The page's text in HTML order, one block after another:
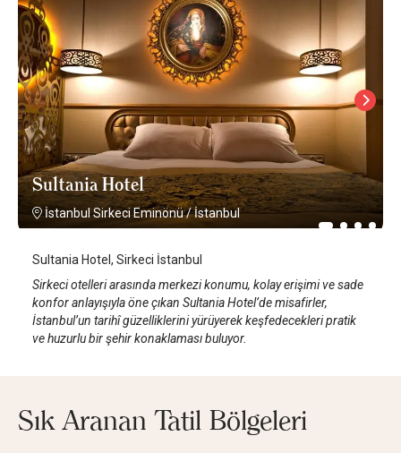
Sultania Hotel
İstanbul Sirkeci Eminönü/İstanbul
Sultania Hotel, Sirkeci İstanbul
Sirkeci otelleri arasında merkezi konumu, kolay erişimi ve sade
konfor anlayışıyla öne çıkan Sultania Hotel’de misafirler,
İstanbul’un tarihî güzelliklerini yürüyerek keşfedecekleri pratik
ve huzurlu bir şehir konaklaması buluyor.
Sık Aranan Tatil Bölgeleri